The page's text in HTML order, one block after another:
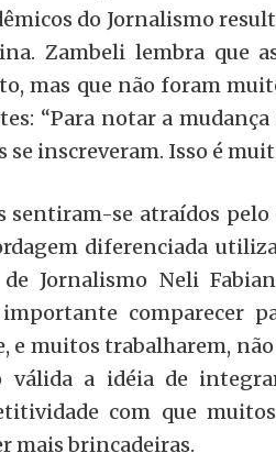
do Jornalismo
Zambeli lembra que
mas que não foram
“Para notar a
se inscreveram. Isso é
sentiram-se atraídos pelo
diferenciada
Jornalismo Neli
comparecer
e muitos trabalharem,
válida a idéia de
com que
mais brincadeiras.